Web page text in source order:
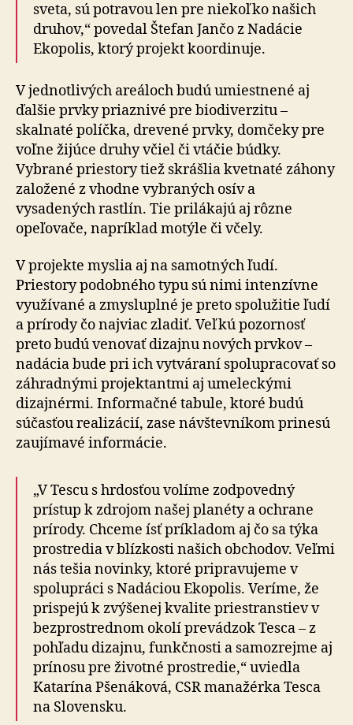
sveta, sú potravou len pre niekoľko našich
druhov,“ povedal Štefan Jančo z Nadácie
Ekopolis, ktorý projekt koordinuje.
V jednotlivých areáloch budú umiestnené aj
ďalšie prvky priaznivé pre biodiverzitu –
skalnaté políčka, drevené prvky, domčeky pre
voľne žijúce druhy včiel či vtáčie búdky.
Vybrané priestory tiež skrášlia kvetnaté záhony
založené z vhodne vybraných osív a
vysadených rastlín. Tie prilákajú aj rôzne
opeľovače, napríklad motýle či včely.
V projekte myslia aj na samotných ľudí.
Priestory podobného typu sú nimi intenzívne
využívané a zmysluplné je preto spolužitie ľudí
a prírody čo najviac zladiť. Veľkú pozornosť
preto budú venovať dizajnu nových prvkov –
nadácia bude pri ich vytváraní spolupracovať so
záhradnými projektantmi aj umeleckými
dizajnérmi. Informačné tabule, ktoré budú
súčasťou realizácií, zase návštevníkom prinesú
zaujímavé informácie.
„V Tescu s hrdosťou volíme zodpovedný
prístup k zdrojom našej planéty a ochrane
prírody. Chceme ísť príkladom aj čo sa týka
prostredia v blízkosti našich obchodov. Veľmi
nás tešia novinky, ktoré pripravujeme v
spolupráci s Nadáciou Ekopolis. Veríme, že
prispejú k zvýšenej kvalite priestranstiev v
bezprostrednom okolí prevádzok Tesca – z
pohľadu dizajnu, funkčnosti a samozrejme aj
prínosu pre životné prostredie,“ uviedla
Katarína Pšenáková, CSR manažérka Tesca
na Slovensku.